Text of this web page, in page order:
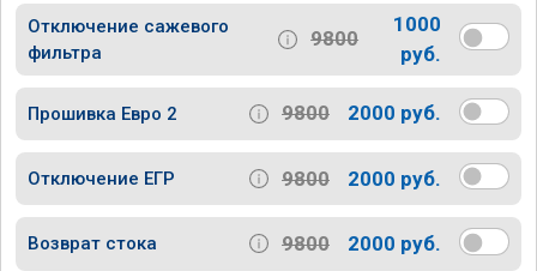
Отключение сажевого
фильтра
9800
1000
руб.
Прошивка Евро 2 9800 2000 руб.
Отключение ЕГР 9800 2000 руб.
Возврат стока 9800 2000 руб.